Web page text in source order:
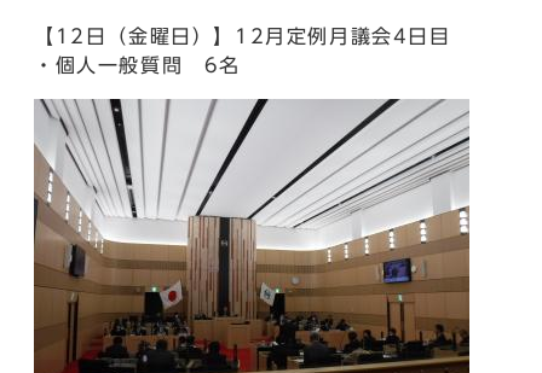
【12日（金曜日）】12月定例月議会4日目
・個人一般質問 6名